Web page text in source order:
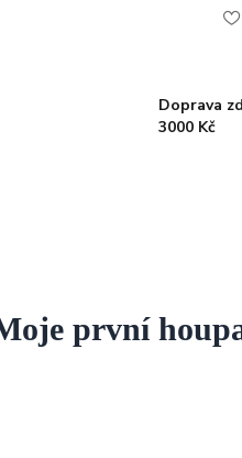
Doprava
3000 Kč
první